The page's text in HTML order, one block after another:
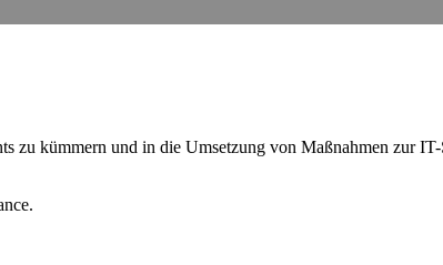
zu kümmern und in die Umsetzung von Maßnahmen zur